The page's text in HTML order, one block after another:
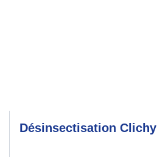
Désinsectisation Clichy